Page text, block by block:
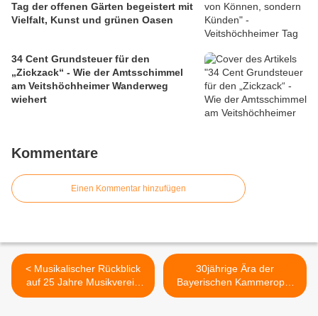
Tag der offenen Gärten begeistert mit
Vielfalt, Kunst und grünen Oasen
34 Cent Grundsteuer für den
„Zickzack“ - Wie der Amtsschimmel
am Veitshöchheimer Wanderweg
wiehert
Kommentare
Einen Kommentar hinzufügen
< Musikalischer Rückblick
auf 25 Jahre Musikverein
Veitshöchheim im
30jährige Ära der
Bayerischen Kammeroper
Veitshöchheim ging mit